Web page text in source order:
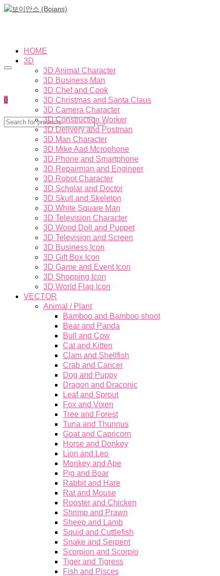
0
HOME
3D
3D Animal Character
3D Business Man
3D Chef and Cook
3D Christmas and Santa Claus
3D Camera Character
3D Construction Worker
3D Delivery and Postman
3D Man Character
3D Mike Aad Mcrophone
3D Phone and Smartphone
3D Repairman and Engineer
3D Robot Character
3D Scholar and Doctor
3D Skull and Skeleton
3D White Square Man
3D Television Character
3D Wood Doll and Puppet
3D Television and Screen
3D Business Icon
3D Gift Box Icon
3D Game and Event Icon
3D Shopping Icon
3D World Flag Icon
VECTOR
Animal / Plant
Bamboo and Bamboo shoot
Bear and Panda
Bull and Cow
Cat and Kitten
Clam and Shellfish
Crab and Cancer
Dog and Puppy
Dragon and Draconic
Leaf and Sprout
Fox and Vixen
Tree and Forest
Tuna and Thunnus
Goat and Capricorn
Horse and Donkey
Lion and Leo
Monkey and Ape
Pig and Boar
Rabbit and Hare
Rat and Mouse
Rooster and Chicken
Shrimp and Prawn
Sheep and Lamb
Squid and Cuttlefish
Snake and Serpent
Scorpion and Scorpio
Tiger and Tigress
Fish and Pisces